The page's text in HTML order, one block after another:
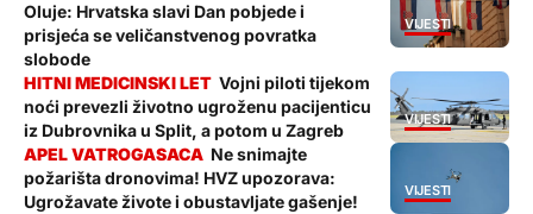
VIJESTI
Oluje: Hrvatska slavi Dan pobjede i
prisjeća se veličanstvenog povratka
slobode
VIJESTI
Vojni piloti tijekom
noći prevezli životno ugroženu pacijenticu
iz Dubrovnika u Split, a potom u Zagreb
VIJESTI
Ne snimajte
požarišta dronovima! HVZ upozorava:
Ugrožavate živote i obustavljate gašenje!